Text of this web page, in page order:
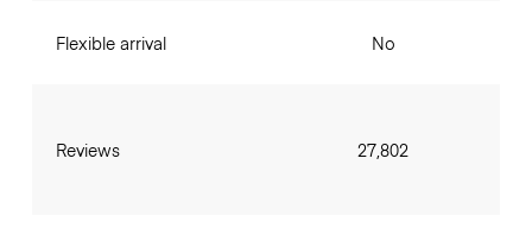
Flexible arrival
Reviews
No
27,802